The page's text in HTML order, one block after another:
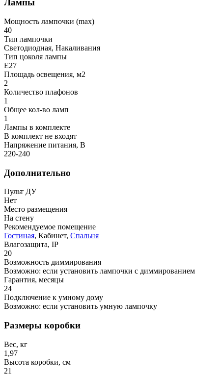
Лампы
Мощность лампочки (max)
40
Тип лампочки
Светодиодная, Накаливания
Тип цоколя лампы
E27
Площадь освещения, м2
2
Количество плафонов
1
Общее кол-во ламп
1
Лампы в комплекте
В комплект не входят
Напряжение питания, В
220-240
Дополнительно
Пульт ДУ
Нет
Место размещения
На стену
Рекомендуемое помещение
Гостиная, Кабинет, Спальня
Влагозащита, IP
20
Возможность диммирования
Возможно: если установить лампочки с диммированием
Гарантия, месяцы
24
Подключение к умному дому
Возможно: если установить умную лампочку
Размеры коробки
Вес, кг
1,97
Высота коробки, см
21